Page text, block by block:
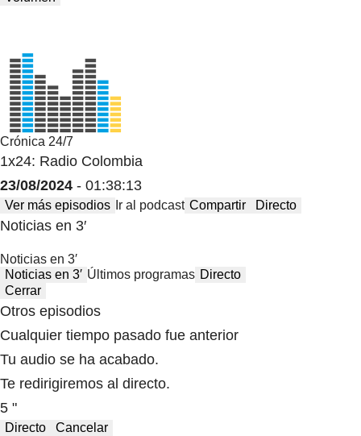
Crónica 24/7
1x24: Radio Colombia
23/08/2024 - 01:38:13
Ver más episodios Ir al podcast Compartir Directo
Noticias en 3′
Noticias en 3′
Noticias en 3′ Últimos programas Directo
Cerrar
Otros episodios
Cualquier tiempo pasado fue anterior
Tu audio se ha acabado.
Te redirigiremos al directo.
5 "
Directo
Cancelar